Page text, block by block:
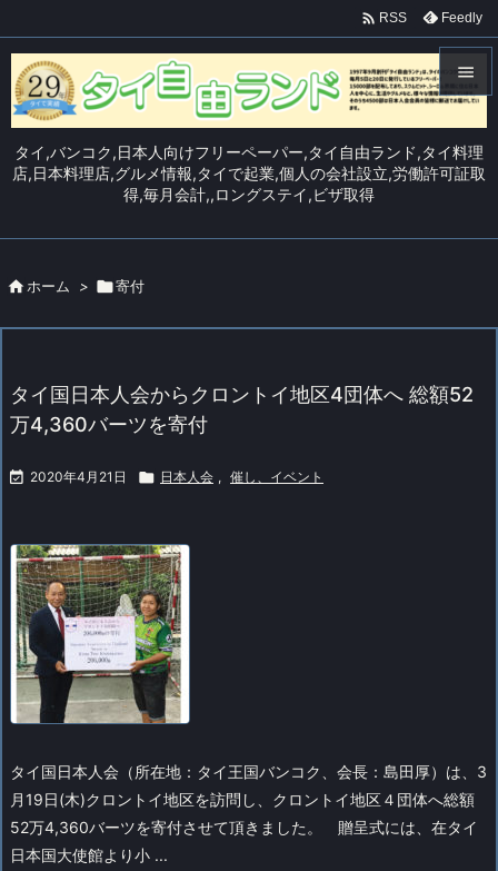
タイ,バンコク,日本人向けフリーペーパー,タイ自由ランド,タイ料理
店,日本料理店,グルメ情報,タイで起業,個人の会社設立,労働許可証取
得,毎月会計,,ロングステイ,ビザ取得

メニュ


 RSS Feedly
 ホーム > 寄付
タイ国日本人会からクロントイ地区4団体へ 総額52
万4,360バーツを寄付
 2020年4月21日  日本人会 , 催し、イベント
タイ国日本人会（所在地：タイ王国バンコク、会長：島田厚）は、3
月19日(木)クロントイ地区を訪問し、クロントイ地区４団体へ総額
52万4,360バーツを寄付させて頂きました。
贈呈式には、在タイ
日本国大使館より小 ...